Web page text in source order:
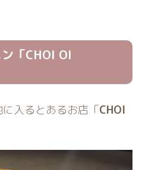
「CHOI OI
入るとあるお店「CHOI